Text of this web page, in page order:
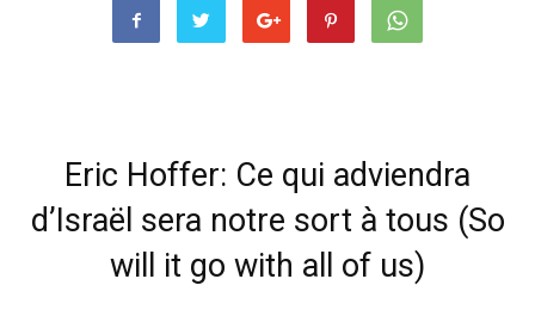
Eric Hoffer: Ce qui adviendra
d’Israël sera notre sort à tous (So
will it go with all of us)